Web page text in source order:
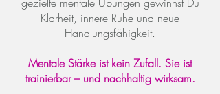
Klarheit, innere Ruhe und neue
Handlungsfähigkeit.
Mentale Stärke ist kein Zufall. Sie ist
trainierbar – und nachhaltig wirksam.